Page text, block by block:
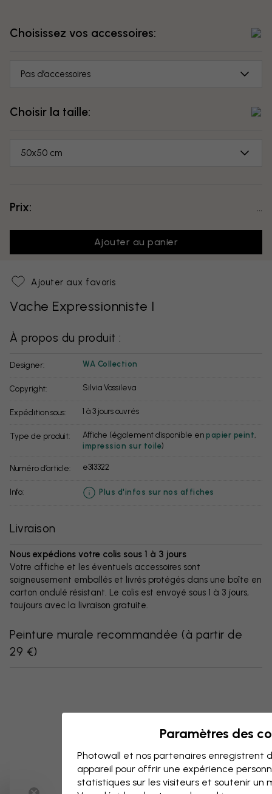
Choisissez vos accessoires:
Pas d’accessoires
Choisir la taille:
50x50 cm
Prix: ...
Ajouter au panier
Ajouter aux favoris
Vache Expressionniste I
À propos du produit :
Designer: WA Collection
Copyright: Silvia Vassileva
Expédition sous: 1 à 3 jours ouvrés
Type de produit: Affiche (également disponible en papier peint,
impression sur toile)
Numéro d’article: e313322
info: Plus d'infos sur nos affiches
Livraison
Nous expédions votre colis sous 1 à 3 jours
Votre affiche et les éventuels accessoires sont
soigneusement emballés et livrés protégés dans une boîte en
carton ondulé résistant. Le colis est envoyé sous 1 à 3 jours,
toujours avec la livraison gratuite.
Peinture murale recommandée (à partir de
29 €)
Paramètres des
Photowall et nos partenaires enregistrent
appareil pour offrir une expérience
statistiques sur les visiteurs et soutenir un